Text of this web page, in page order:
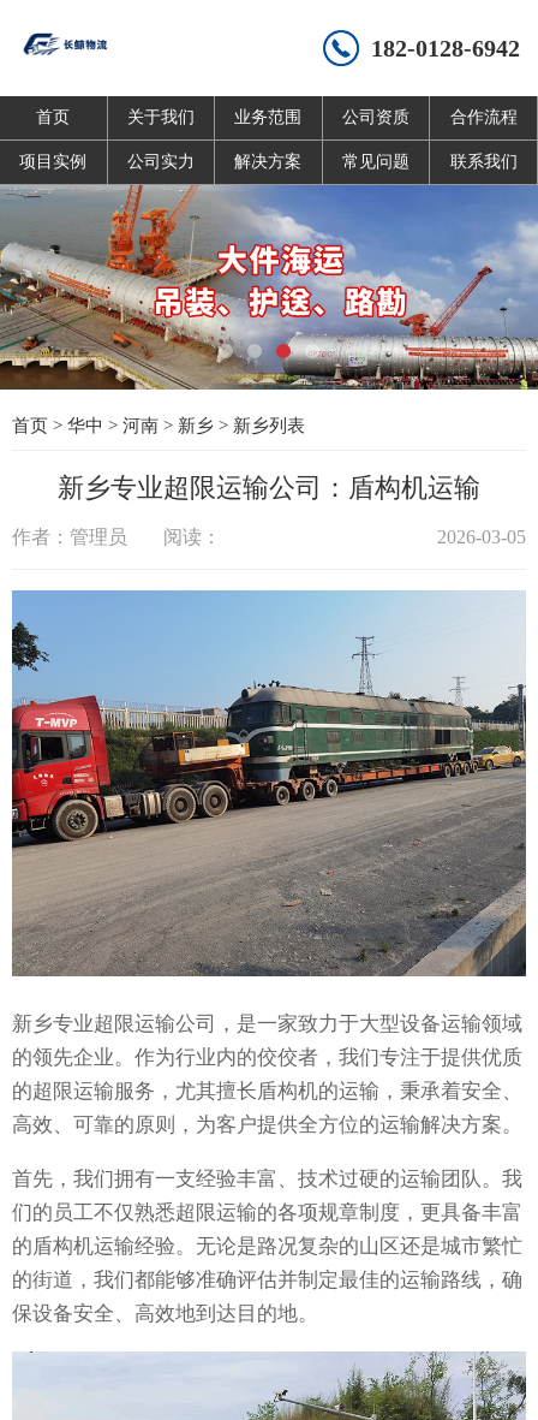
182-0128-6942
首页 关于我们 业务范围 公司资质 合作流程
项目实例 公司实力 解决方案 常见问题 联系我们
首页 > 华中 > 河南 > 新乡 > 新乡列表
新乡专业超限运输公司：盾构机运输
作者：管理员 阅读： 2026-03-05
新乡专业超限运输公司，是一家致力于大型设备运输领域
的领先企业。作为行业内的佼佼者，我们专注于提供优质
的超限运输服务，尤其擅长盾构机的运输，秉承着安全、
高效、可靠的原则，为客户提供全方位的运输解决方案。
首先，我们拥有一支经验丰富、技术过硬的运输团队。我
们的员工不仅熟悉超限运输的各项规章制度，更具备丰富
的盾构机运输经验。无论是路况复杂的山区还是城市繁忙
的街道，我们都能够准确评估并制定最佳的运输路线，确
保设备安全、高效地到达目的地。